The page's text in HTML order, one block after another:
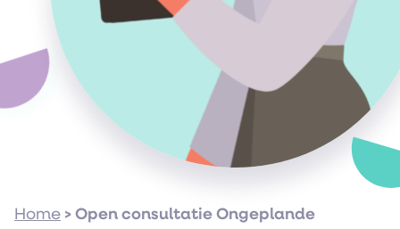
FAQ
Home > Open consultatie Ongeplande